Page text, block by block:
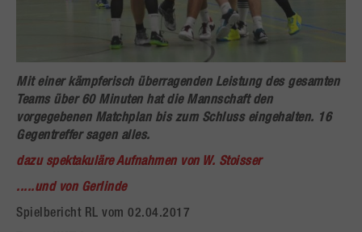
Mit einer kämpferisch überragenden Leistung des gesamten
Teams über 60 Minuten hat die Mannschaft den
vorgegebenen Matchplan bis zum Schluss eingehalten. 16
Gegentreffer sagen alles.
dazu spektakuläre Aufnahmen von W. Stoisser
.....und von Gerlinde
Spielbericht RL vom 02.04.2017